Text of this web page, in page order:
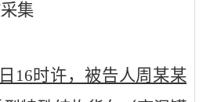
集
16时许，被告人周某某